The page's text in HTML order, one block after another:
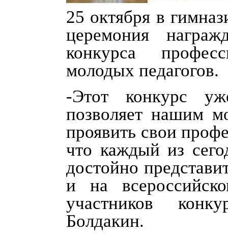
25 октября в
церемония
конкурса
молодых педагогов.
-Этот конкурс
позволяет нашим
проявить свои
что каждый из
достойно
и на
участников
Болдакин.